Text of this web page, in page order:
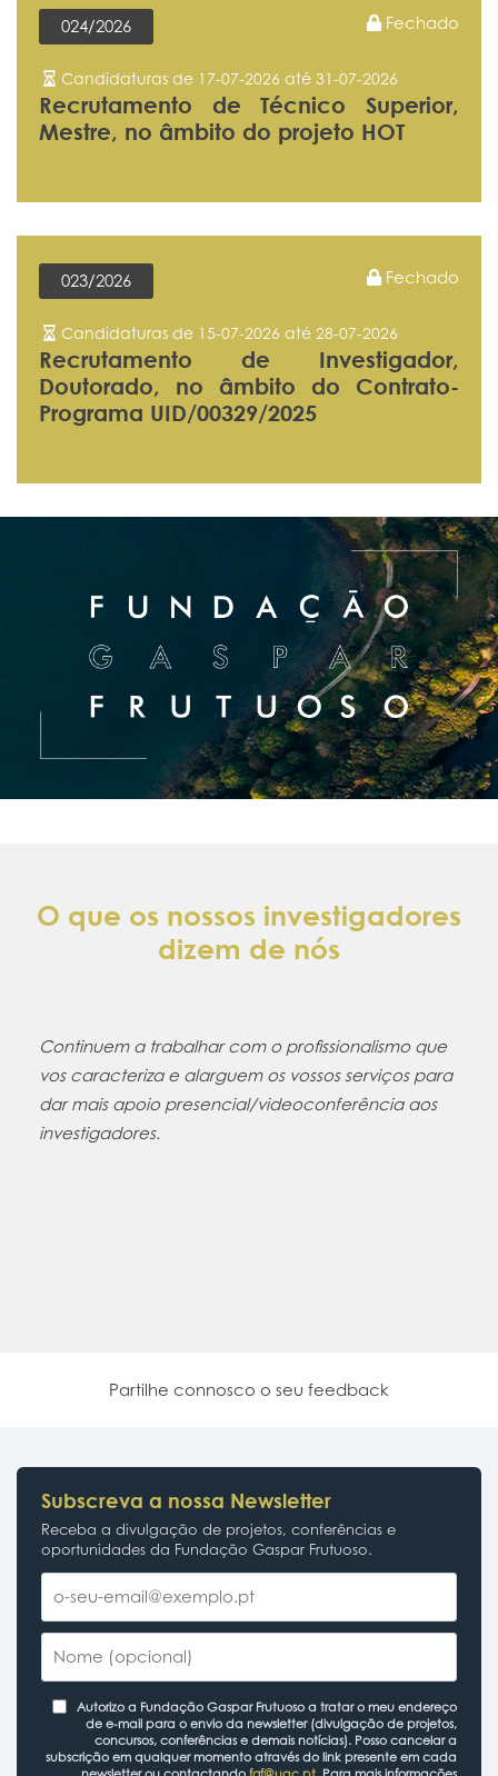
024/2026 Fechado
Candidaturas de 17-07-2026 até 31-07-2026
Recrutamento de Técnico Superior,
Mestre, no âmbito do projeto HOT
023/2026 Fechado
Candidaturas de 15-07-2026 até 28-07-2026
Recrutamento de Investigador,
Doutorado, no âmbito do Contrato-
Programa UID/00329/2025
O que os nossos investigadores
dizem de nós
a trabalhar com o profissionalismo que
e alarguem os vossos serviços para
apoio presencial/videoconferência aos
Partilhe connosco o seu feedback
Subscreva a nossa Newsletter
Receba a divulgação de projetos, conferências e
oportunidades da Fundação Gaspar Frutuoso.
Autorizo a Fundação Gaspar Frutuoso a tratar o meu endereço
de e-mail para o envio da newsletter (divulgação de projetos,
concursos, conferências e demais notícias). Posso cancelar a
subscrição em qualquer momento através do link presente em cada